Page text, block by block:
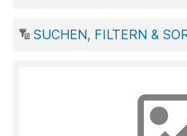
SUCHEN, FILTERN &